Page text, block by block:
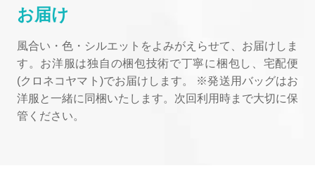
お届け
風合い・色・シルエットをよみがえらせて、お届けしま
す。お洋服は独自の梱包技術で丁寧に梱包し、宅配便
(クロネコヤマト)でお届けします。 ※発送用バッグはお
洋服と一緒に同梱いたします。次回利用時まで大切に保
管ください。